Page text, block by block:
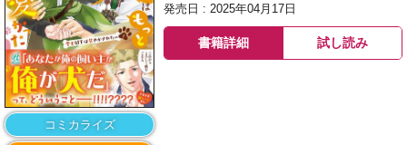
コミカライズ
発売日 : 2025年04月17日
書籍詳細 試し読み